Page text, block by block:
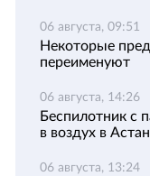
06 августа, 09:51
Некоторые
переименуют
06 августа, 14:26
Беспилотник с
в воздух в
06 августа, 13:24